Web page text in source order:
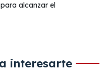
alcanzar el
interesarte